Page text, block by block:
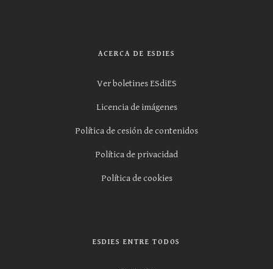
ACERCA DE ESDIES
Ver boletines ESdiES
Licencia de imágenes
Política de cesión de contenidos
Política de privacidad
Política de cookies
ESDIES ENTRE TODOS